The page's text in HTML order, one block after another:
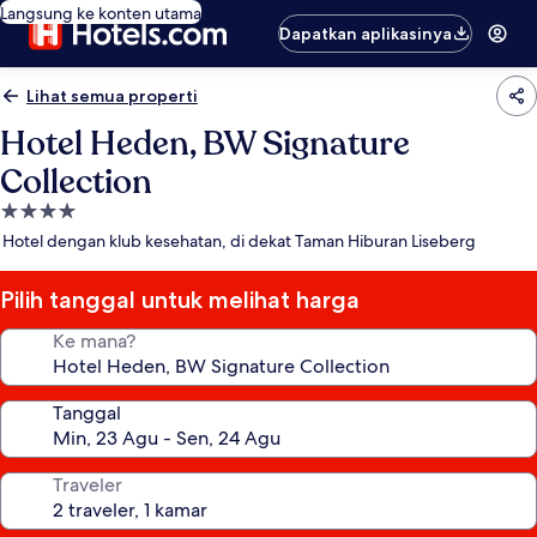
Langsung ke konten utama
Dapatkan aplikasinya
Lihat semua properti
Hotel Heden, BW Signature
Collection
Properti
bintang
Hotel dengan klub kesehatan, di dekat Taman Hiburan Liseberg
Pilih tanggal untuk melihat harga
Ke mana?
Tanggal
Traveler